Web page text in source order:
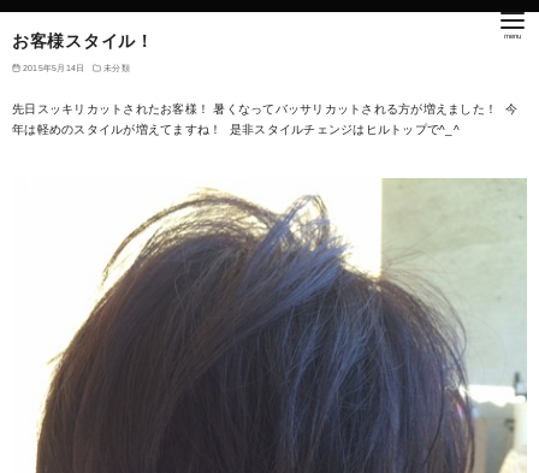
お客様スタイル！
2015年5月14日 未分類
先日スッキリカットされたお客様！ 暑くなってバッサリカットされる方が増えました！ 今
年は軽めのスタイルが増えてますね！ 是非スタイルチェンジはヒルトップで^_^